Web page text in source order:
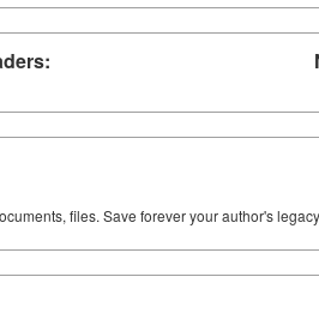
files. Save forever your author's